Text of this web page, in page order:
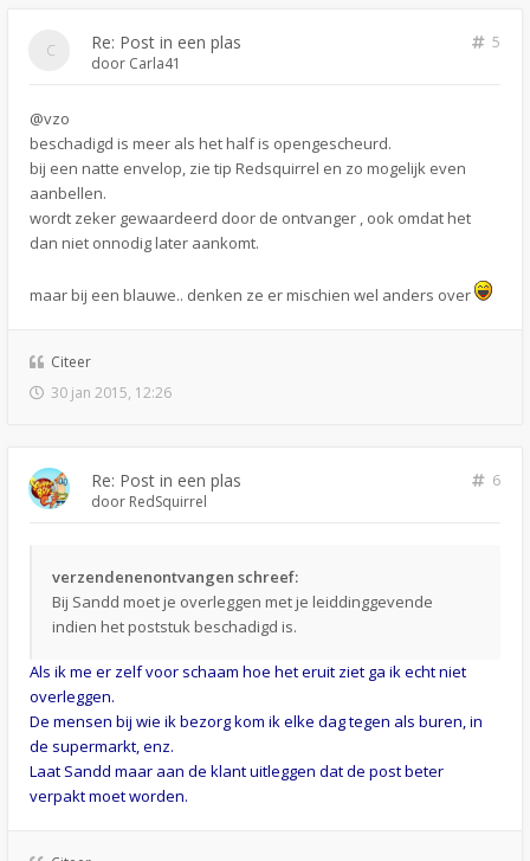
Re: Post in een plas
5
door Carla41
@vzo
beschadigd is meer als het half is opengescheurd.
bij een natte envelop, zie tip Redsquirrel en zo mogelijk even
aanbellen.
wordt zeker gewaardeerd door de ontvanger , ook omdat het
dan niet onnodig later aankomt.
maar bij een blauwe.. denken ze er mischien wel anders over
Citeer
30 jan 2015, 12:26
Re: Post in een plas
6
door RedSquirrel
verzendenenontvangen schreef:
Bij Sandd moet je overleggen met je leiddinggevende
indien het poststuk beschadigd is.
Als ik me er zelf voor schaam hoe het eruit ziet ga ik echt niet
overleggen.
De mensen bij wie ik bezorg kom ik elke dag tegen als buren, in
de supermarkt, enz.
Laat Sandd maar aan de klant uitleggen dat de post beter
verpakt moet worden.